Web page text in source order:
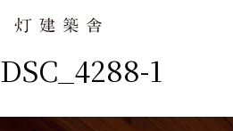
DSC_4288-1